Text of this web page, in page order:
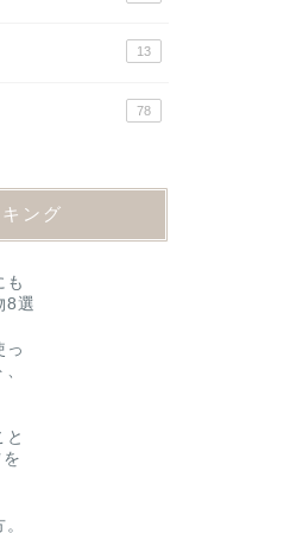
13
78
ング
も
8選
っ